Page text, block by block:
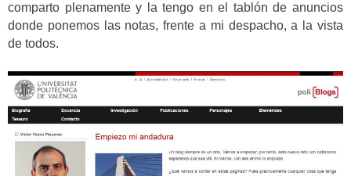
comparto plenamente y la tengo en el tablón de anuncios
donde ponemos las notas, frente a mi despacho, a la vista
de todos.